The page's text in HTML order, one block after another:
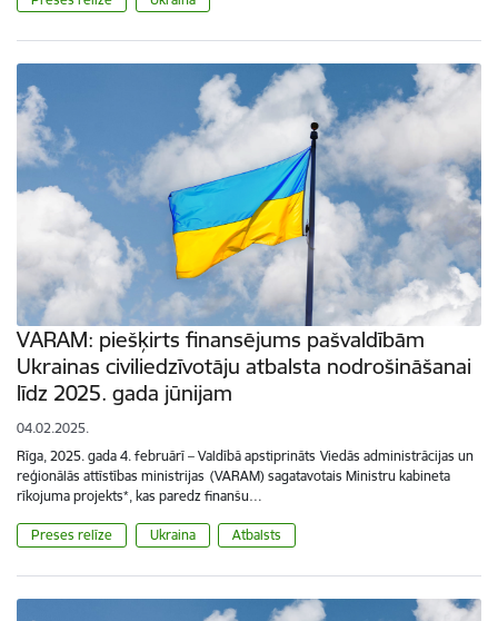
VARAM: piešķirts finansējums pašvaldībām
Ukrainas civiliedzīvotāju atbalsta nodrošināšanai
līdz 2025. gada jūnijam
04.02.2025.
Rīga, 2025. gada 4. februārī – Valdībā apstiprināts Viedās administrācijas un
reģionālās attīstības ministrijas (VARAM) sagatavotais Ministru kabineta
rīkojuma projekts*, kas paredz finanšu…
Preses relīze Ukraina Atbalsts